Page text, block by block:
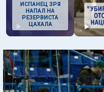
ИСПАНЕЦ ЗРЯ
НАПАЛ НА
РЕЗЕРВИСТА
ЦАХАЛА